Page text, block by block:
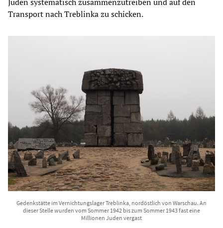
Transport nach Treblinka zu schicken.
Gedenkstätte im Vernichtungslager Treblinka, nordöstlich von Warschau. An
dieser Stelle wurden vom Sommer 1942 bis zum Sommer 1943 fast eine
Millionen Juden vergast